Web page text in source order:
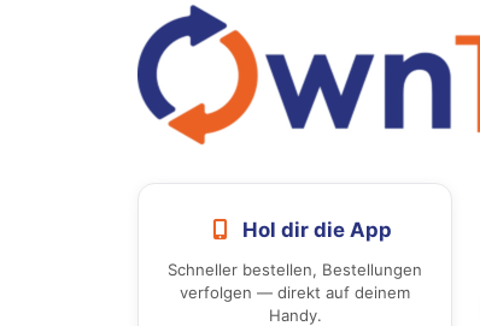
Hol dir die App
Schneller bestellen, Bestellungen
verfolgen — direkt auf deinem
Handy.